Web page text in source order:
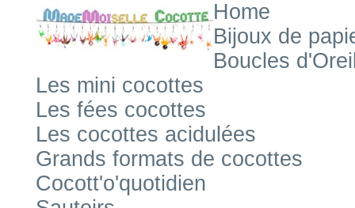
Home
Bijoux de
Boucles
Les mini cocottes
Les fées cocottes
Les cocottes acidulées
Grands formats de cocottes
Cocott'o'quotidien